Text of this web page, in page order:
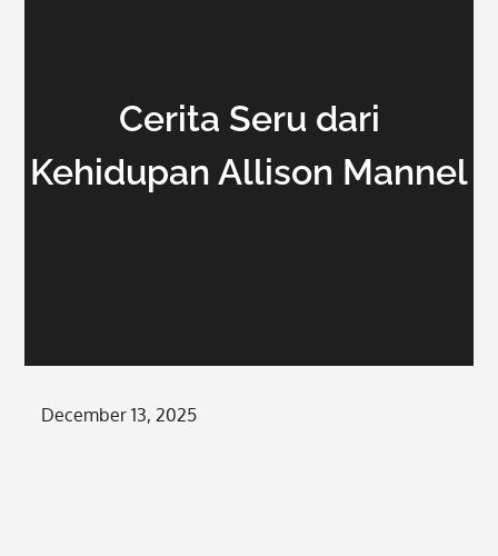
Cerita Seru dari
Kehidupan Allison Mannel
Posted
December 13, 2025